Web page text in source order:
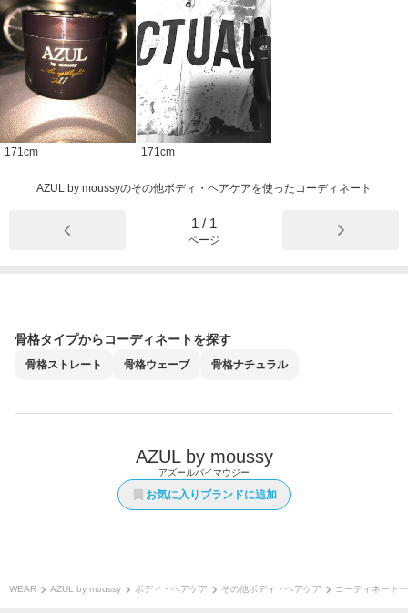
171cm 171cm
AZUL by moussyのその他ボディ・ヘアケアを使ったコーディネート
1 / 1
ページ
骨格タイプからコーディネートを探す
骨格ストレート 骨格ウェーブ 骨格ナチュラル
AZUL by moussy
アズールバイマウジー
お気に入りブランドに追加
WEAR AZUL by moussy ボディ・ヘアケア その他ボディ・ヘアケア コーディネート